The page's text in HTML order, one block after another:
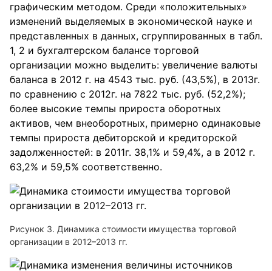
графическим методом. Среди «положительных»
изменений выделяемых в экономической науке и
представленных в данных, сгруппированных в табл.
1, 2 и бухгалтерском балансе торговой
организации можно выделить: увеличение валюты
баланса в 2012 г. на 4543 тыс. руб. (43,5%), в 2013г.
по сравнению с 2012г. на 7822 тыс. руб. (52,2%);
более высокие темпы прироста оборотных
активов, чем внеоборотных, примерно одинаковые
темпы прироста дебиторской и кредиторской
задолженностей: в 2011г. 38,1% и 59,4%, а в 2012 г.
63,2% и 59,5% соответственно.
Рисунок 3. Динамика стоимости имущества торговой
организации в 2012–2013 гг.